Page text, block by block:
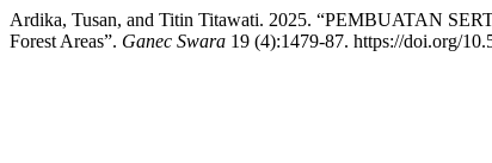
Ardika, Tusan, and Titin Titawati. 2025. “PEMBUATAN
Forest Areas”. Ganec Swara 19 (4):1479-87. https://doi.org/